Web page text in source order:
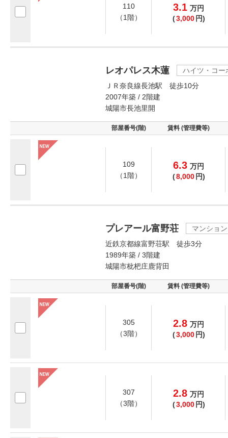
110
（1階）
3.1 万円
(3,000 円)
レオパレス木蓮
ハイツ・コー
ＪＲ奈良線長池駅 徒歩10分
2007年築 / 2階建
城陽市長池里開
部屋番号(階) 賃料 (管理費等)
109
（1階）
6.3 万円
(8,000 円)
プレアール富野荘
マンション
近鉄京都線富野荘駅 徒歩3分
1989年築 / 3階建
城陽市枇杷庄鹿背田
部屋番号(階) 賃料 (管理費等)
305
（3階）
2.8 万円
(3,000 円)
307
（3階）
2.8 万円
(3,000 円)